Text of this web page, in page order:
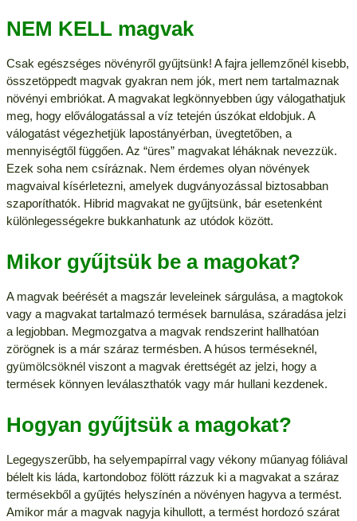
NEM KELL magvak
Csak egészséges növényről gyűjtsünk! A fajra jellemzőnél kisebb,
összetöppedt magvak gyakran nem jók, mert nem tartalmaznak
növényi embriókat. A magvakat legkönnyebben úgy válogathatjuk
meg, hogy előválogatással a víz tetején úszókat eldobjuk. A
válogatást végezhetjük lapostányérban, üvegtetőben, a
mennyiségtől függően. Az “üres” magvakat léháknak nevezzük.
Ezek soha nem csíráznak. Nem érdemes olyan növények
magvaival kísérletezni, amelyek dugványozással biztosabban
szaporíthatók. Hibrid magvakat ne gyűjtsünk, bár esetenként
különlegességekre bukkanhatunk az utódok között.
Mikor gyűjtsük be a magokat?
A magvak beérését a magszár leveleinek sárgulása, a magtokok
vagy a magvakat tartalmazó termések barnulása, száradása jelzi
a legjobban. Megmozgatva a magvak rendszerint hallhatóan
zörögnek is a már száraz termésben. A húsos terméseknél,
gyümölcsöknél viszont a magvak érettségét az jelzi, hogy a
termések könnyen leválaszthatók vagy már hullani kezdenek.
Hogyan gyűjtsük a magokat?
Legegyszerűbb, ha selyempapírral vagy vékony műanyag fóliával
bélelt kis láda, kartondoboz fölött rázzuk ki a magvakat a száraz
termésekből a gyűjtés helyszínén a növényen hagyva a termést.
Amikor már a magvak nagyja kihullott, a termést hordozó szárat